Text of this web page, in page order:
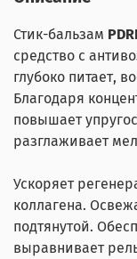
Стик-бальзам
средство с
глубоко питает,
Благодаря
повышает
разглаживает
Ускоряет
коллагена.
подтянутой.
выравнивает